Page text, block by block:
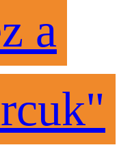
a